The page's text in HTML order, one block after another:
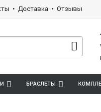
Доставка Отзывы
БРАСЛЕТЫ